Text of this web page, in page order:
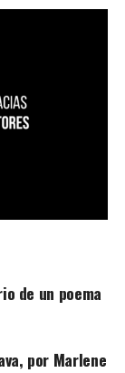
de un poema
por Marlene